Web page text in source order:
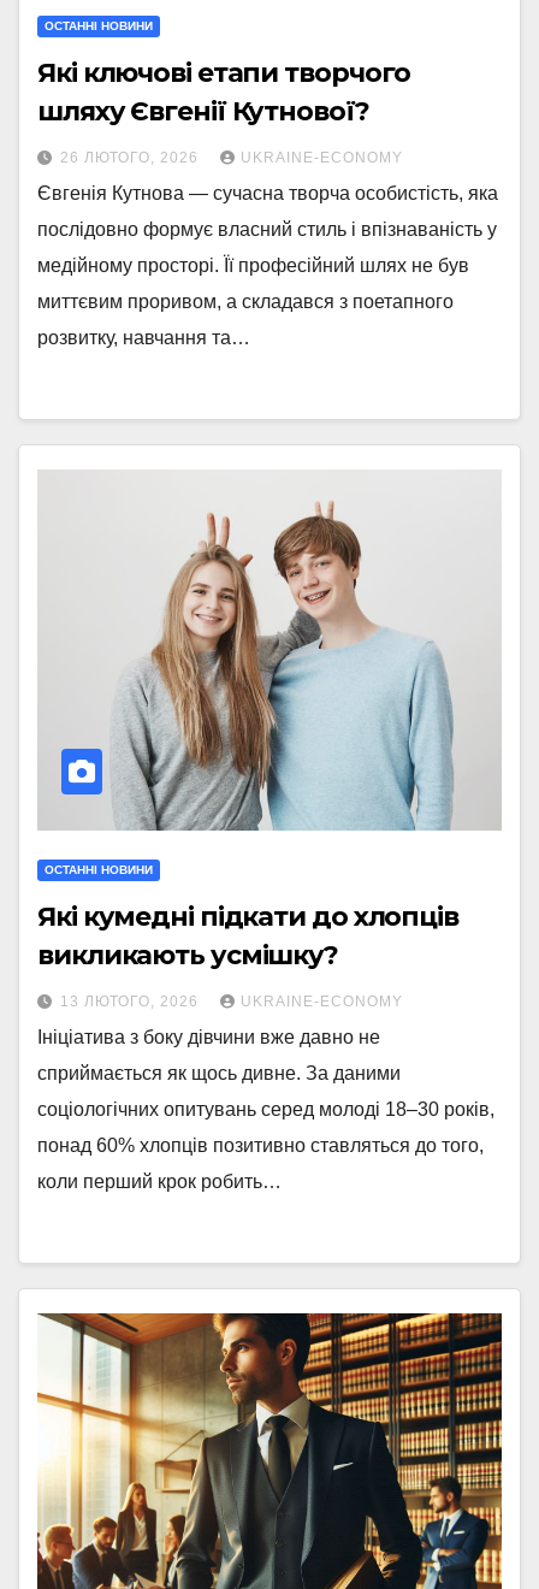
ОСТАННІ НОВИНИ
Які ключові етапи творчого
шляху Євгенії Кутнової?
26 ЛЮТОГО, 2026 UKRAINE-ECONOMY
Євгенія Кутнова — сучасна творча особистість, яка
послідовно формує власний стиль і впізнаваність у
медійному просторі. Її професійний шлях не був
миттєвим проривом, а складався з поетапного
розвитку, навчання та…
ОСТАННІ НОВИНИ
Які кумедні підкати до хлопців
викликають усмішку?
13 ЛЮТОГО, 2026 UKRAINE-ECONOMY
Ініціатива з боку дівчини вже давно не
сприймається як щось дивне. За даними
соціологічних опитувань серед молоді 18–30 років,
понад 60% хлопців позитивно ставляться до того,
коли перший крок робить…